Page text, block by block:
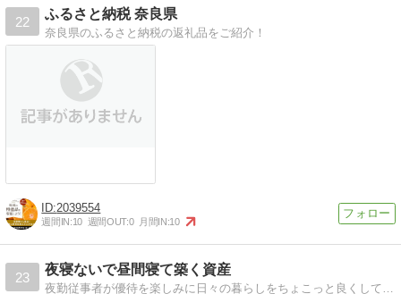
22
ふるさと納税 奈良県
奈良県のふるさと納税の返礼品をご紹介！
2039554
週間IN:10 週間OUT:0 月間IN:10
23
夜寝ないで昼間寝て築く資産